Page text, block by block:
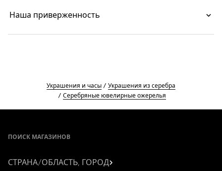
Наша приверженность
Украшения и часы
Украшения из серебра
Серебряные ювелирные ожерелья
ПОИСК МАГАЗИНОВ
СТРАНА/ОБЛАСТЬ, ГОРОД